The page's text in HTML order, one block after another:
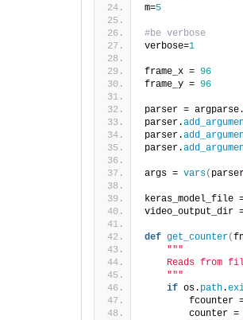
m=5
#be verbose
verbose=1
frame_x = 96
frame_y = 96
parser = argparse.
parser.
parser.
parser.
args = vars(
keras_model_file
video_output_dir
def get_counter(
"""
Reads from
    "
""
if os. path.
fcounter
counter =